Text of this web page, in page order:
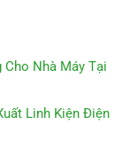
Cho Nhà Máy Tại
Linh Kiện Điện